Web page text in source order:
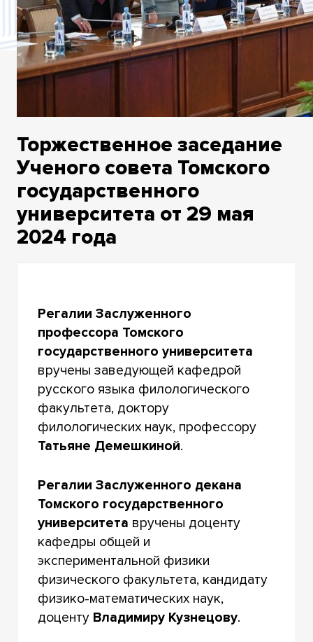
ДЕКАБРЬ
Торжественное заседание
Ученого совета Томского
государственного
университета от 29 мая
2024 года
Регалии Заслуженного
профессора Томского
государственного университета
вручены заведующей кафедрой
русского языка филологического
факультета, доктору
филологических наук, профессору
Татьяне Демешкиной.
Регалии Заслуженного декана
Томского государственного
университета вручены доценту
кафедры общей и
экспериментальной физики
физического факультета, кандидату
физико-математических наук,
доценту Владимиру Кузнецову.